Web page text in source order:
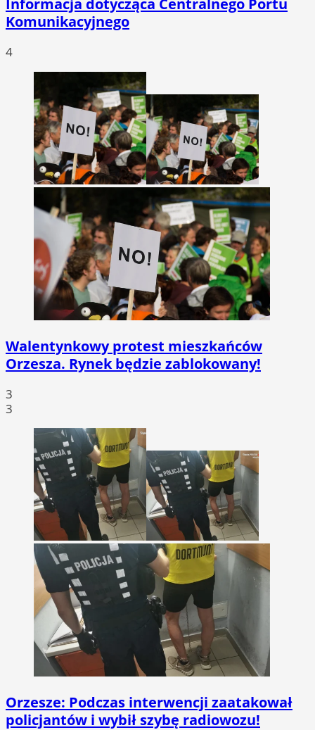
Informacja dotycząca Centralnego Portu
Komunikacyjnego
4
Walentynkowy protest mieszkańców
Orzesza. Rynek będzie zablokowany!
3
3
Orzesze: Podczas interwencji zaatakował
policjantów i wybił szybę radiowozu!